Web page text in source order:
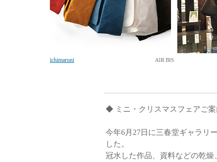
ichimaruni AIR BIS
◆ ミニ・クリスマスフェアご
今年6月27日に三春堂ギャラリ
した。
冠水した作品、資料などの乾